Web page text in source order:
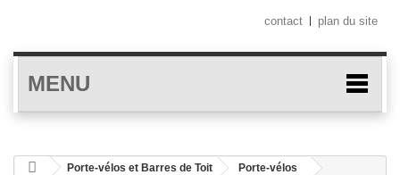
contact plan du site
MENU
Porte-vélos et Barres de Toit
Porte-vélos